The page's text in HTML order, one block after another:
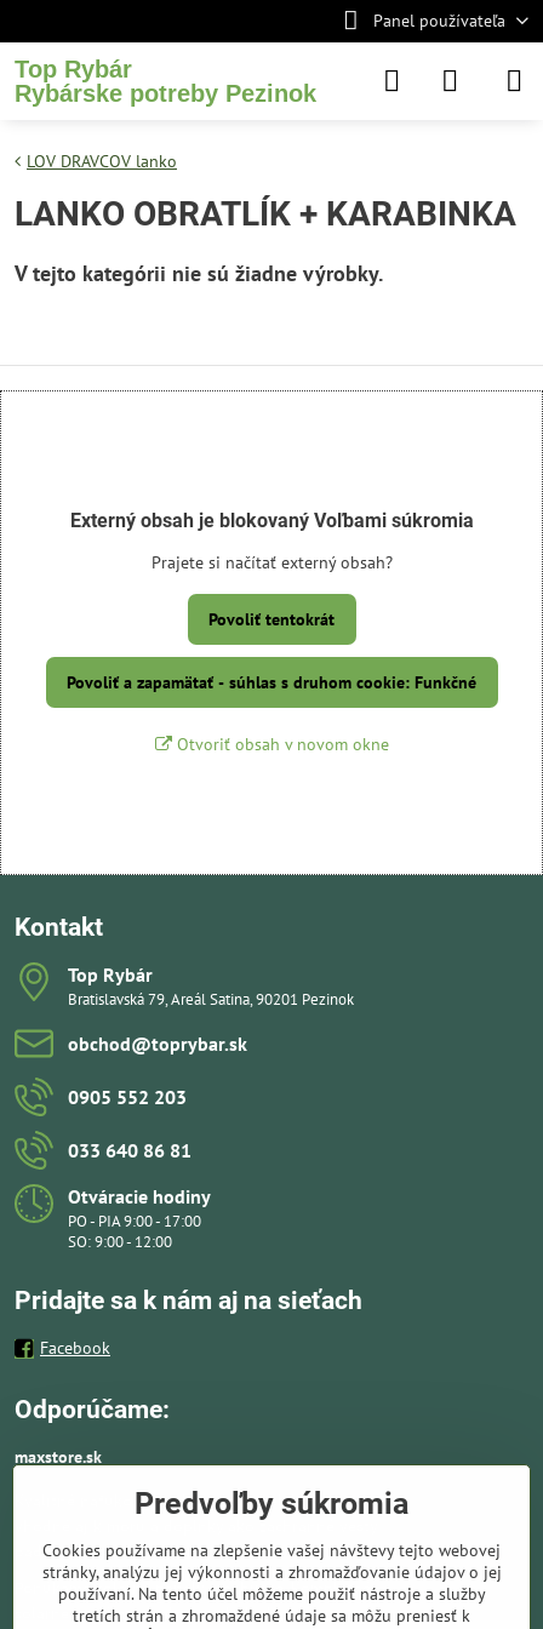
Panel používateľa
Top Rybár
Rybárske potreby Pezinok
LOV DRAVCOV lanko
LANKO OBRATLÍK + KARABINKA
Externý obsah je blokovaný Voľbami súkromia
Prajete si načítať externý obsah?
Povoliť tentokrát
Povoliť a zapamätať - súhlas s druhom cookie: Funkčné
Otvoriť obsah v novom okne
Kontakt
Top Rybár
Bratislavská 79, Areál Satina, 90201 Pezinok
obchod​@toprybar​.sk
0905 552 203
033 640 86 81
Otváracie hodiny
PO - PIA 9:00 - 17:00
SO: 9:00 - 12:00
Pridajte sa k nám aj na sieťach
Facebook
Odporúčame:
maxstore.sk
Kvalitné nafukovacie člny a lodné elektromotory
vhodné aj k moru a doplnky ako záchranné vesty,
pádla, kotvy a vybavenie pre vodnú turistiku.
Ponúkame solárne panely a nabíjače. Kompletné
solárne systémy ideálne pre lode, karavany,
Predvoľby súkromia
Cookies používame na zlepšenie vašej návštevy tejto webovej
stránky, analýzu jej výkonnosti a zhromažďovanie údajov o jej
používaní. Na tento účel môžeme použiť nástroje a služby
tretích strán a zhromaždené údaje sa môžu preniesť k